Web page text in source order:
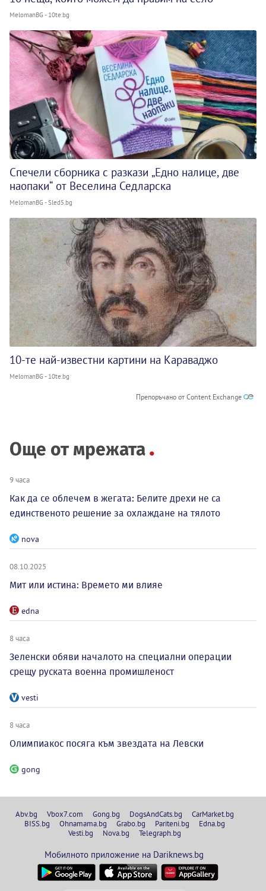
MelomanBG - 10te.bg
Спечели сборника с разкази „Едно налице, две
наопаки“ от Веселина Седларска
MelomanBG - Sled5.bg
10-те най-известни картини на Караваджо
MelomanBG - 10te.bg
Препоръчано от Content Exchange
Още от мрежата
9 часа
Как да се облечем в жегата: Белите дрехи не са
единственото решение за охлаждане на тялото
nova
08.10.2025
Мит или истина: Времето ми влияе
edna
8 часа
Зеленски обяви началото на специални операции
срещу руската военна промишленост
vesti
8 часа
Олимпиакос посяга към звездата на Левски
gong
Abv.bg Vbox7.com Gong.bg DogsAndCats.bg
CarMarket.bg
BISS.bg
Ohnamama.bg Grabo.bg Pariteni.bg
Edna.bg
Vesti.bg
Nova.bg Telegraph.bg
Мобилното приложение на Dariknews.bg